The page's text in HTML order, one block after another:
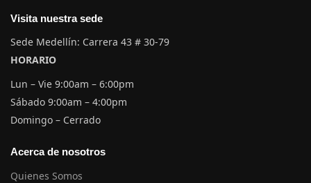
Visita nuestra sede
Sede Medellín: Carrera 43 # 30-79
HORARIO
Lun – Vie 9:00am – 6:00pm
Sábado 9:00am – 4:00pm
Domingo – Cerrado
Acerca de nosotros
Quienes Somos